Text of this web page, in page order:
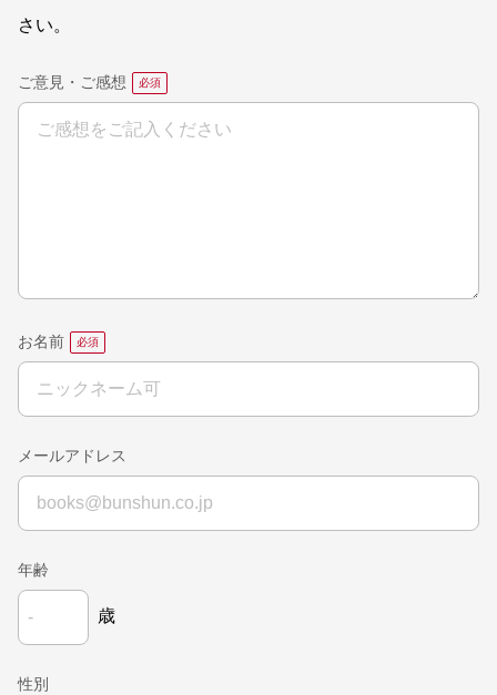
さい。
ご意見・ご感想
お名前
メールアドレス
年齢
歳
性別